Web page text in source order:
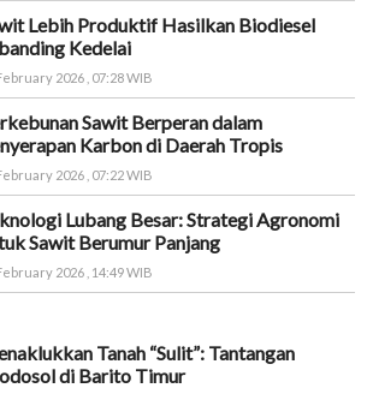
Lebih Produktif Hasilkan Biodiesel
Kedelai
2026 , 07:28 WIB
Sawit Berperan dalam
Karbon di Daerah Tropis
2026 , 07:22 WIB
Lubang Besar: Strategi Agronomi
Sawit Berumur Panjang
2026 , 14:49 WIB
Tanah “Sulit”: Tantangan
di Barito Timur